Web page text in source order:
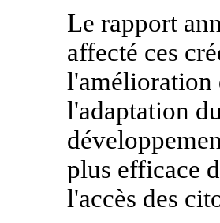
Le rapport
affecté ces
l'amélioration
l'adaptation
plus efficace
l'accès des